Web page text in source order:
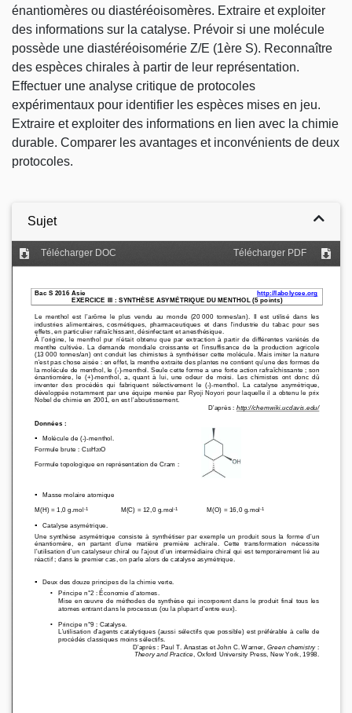
énantiomères ou diastéréoisomères. Extraire et exploiter
des informations sur la catalyse. Prévoir si une molécule
possède une diastéréoisomérie Z/E (1ère S). Reconnaître
des espèces chirales à partir de leur représentation.
Effectuer une analyse critique de protocoles
expérimentaux pour identifier les espèces mises en jeu.
Extraire et exploiter des informations en lien avec la chimie
durable. Comparer les avantages et inconvénients de deux
protocoles.
Sujet